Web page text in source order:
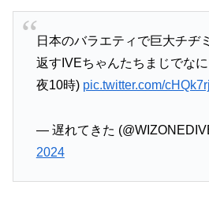
日本のバラエティで巨大チヂ
返すIVEちゃんたちまじでな
夜10時) pic.twitter.com/
— 遅れてきた
2024